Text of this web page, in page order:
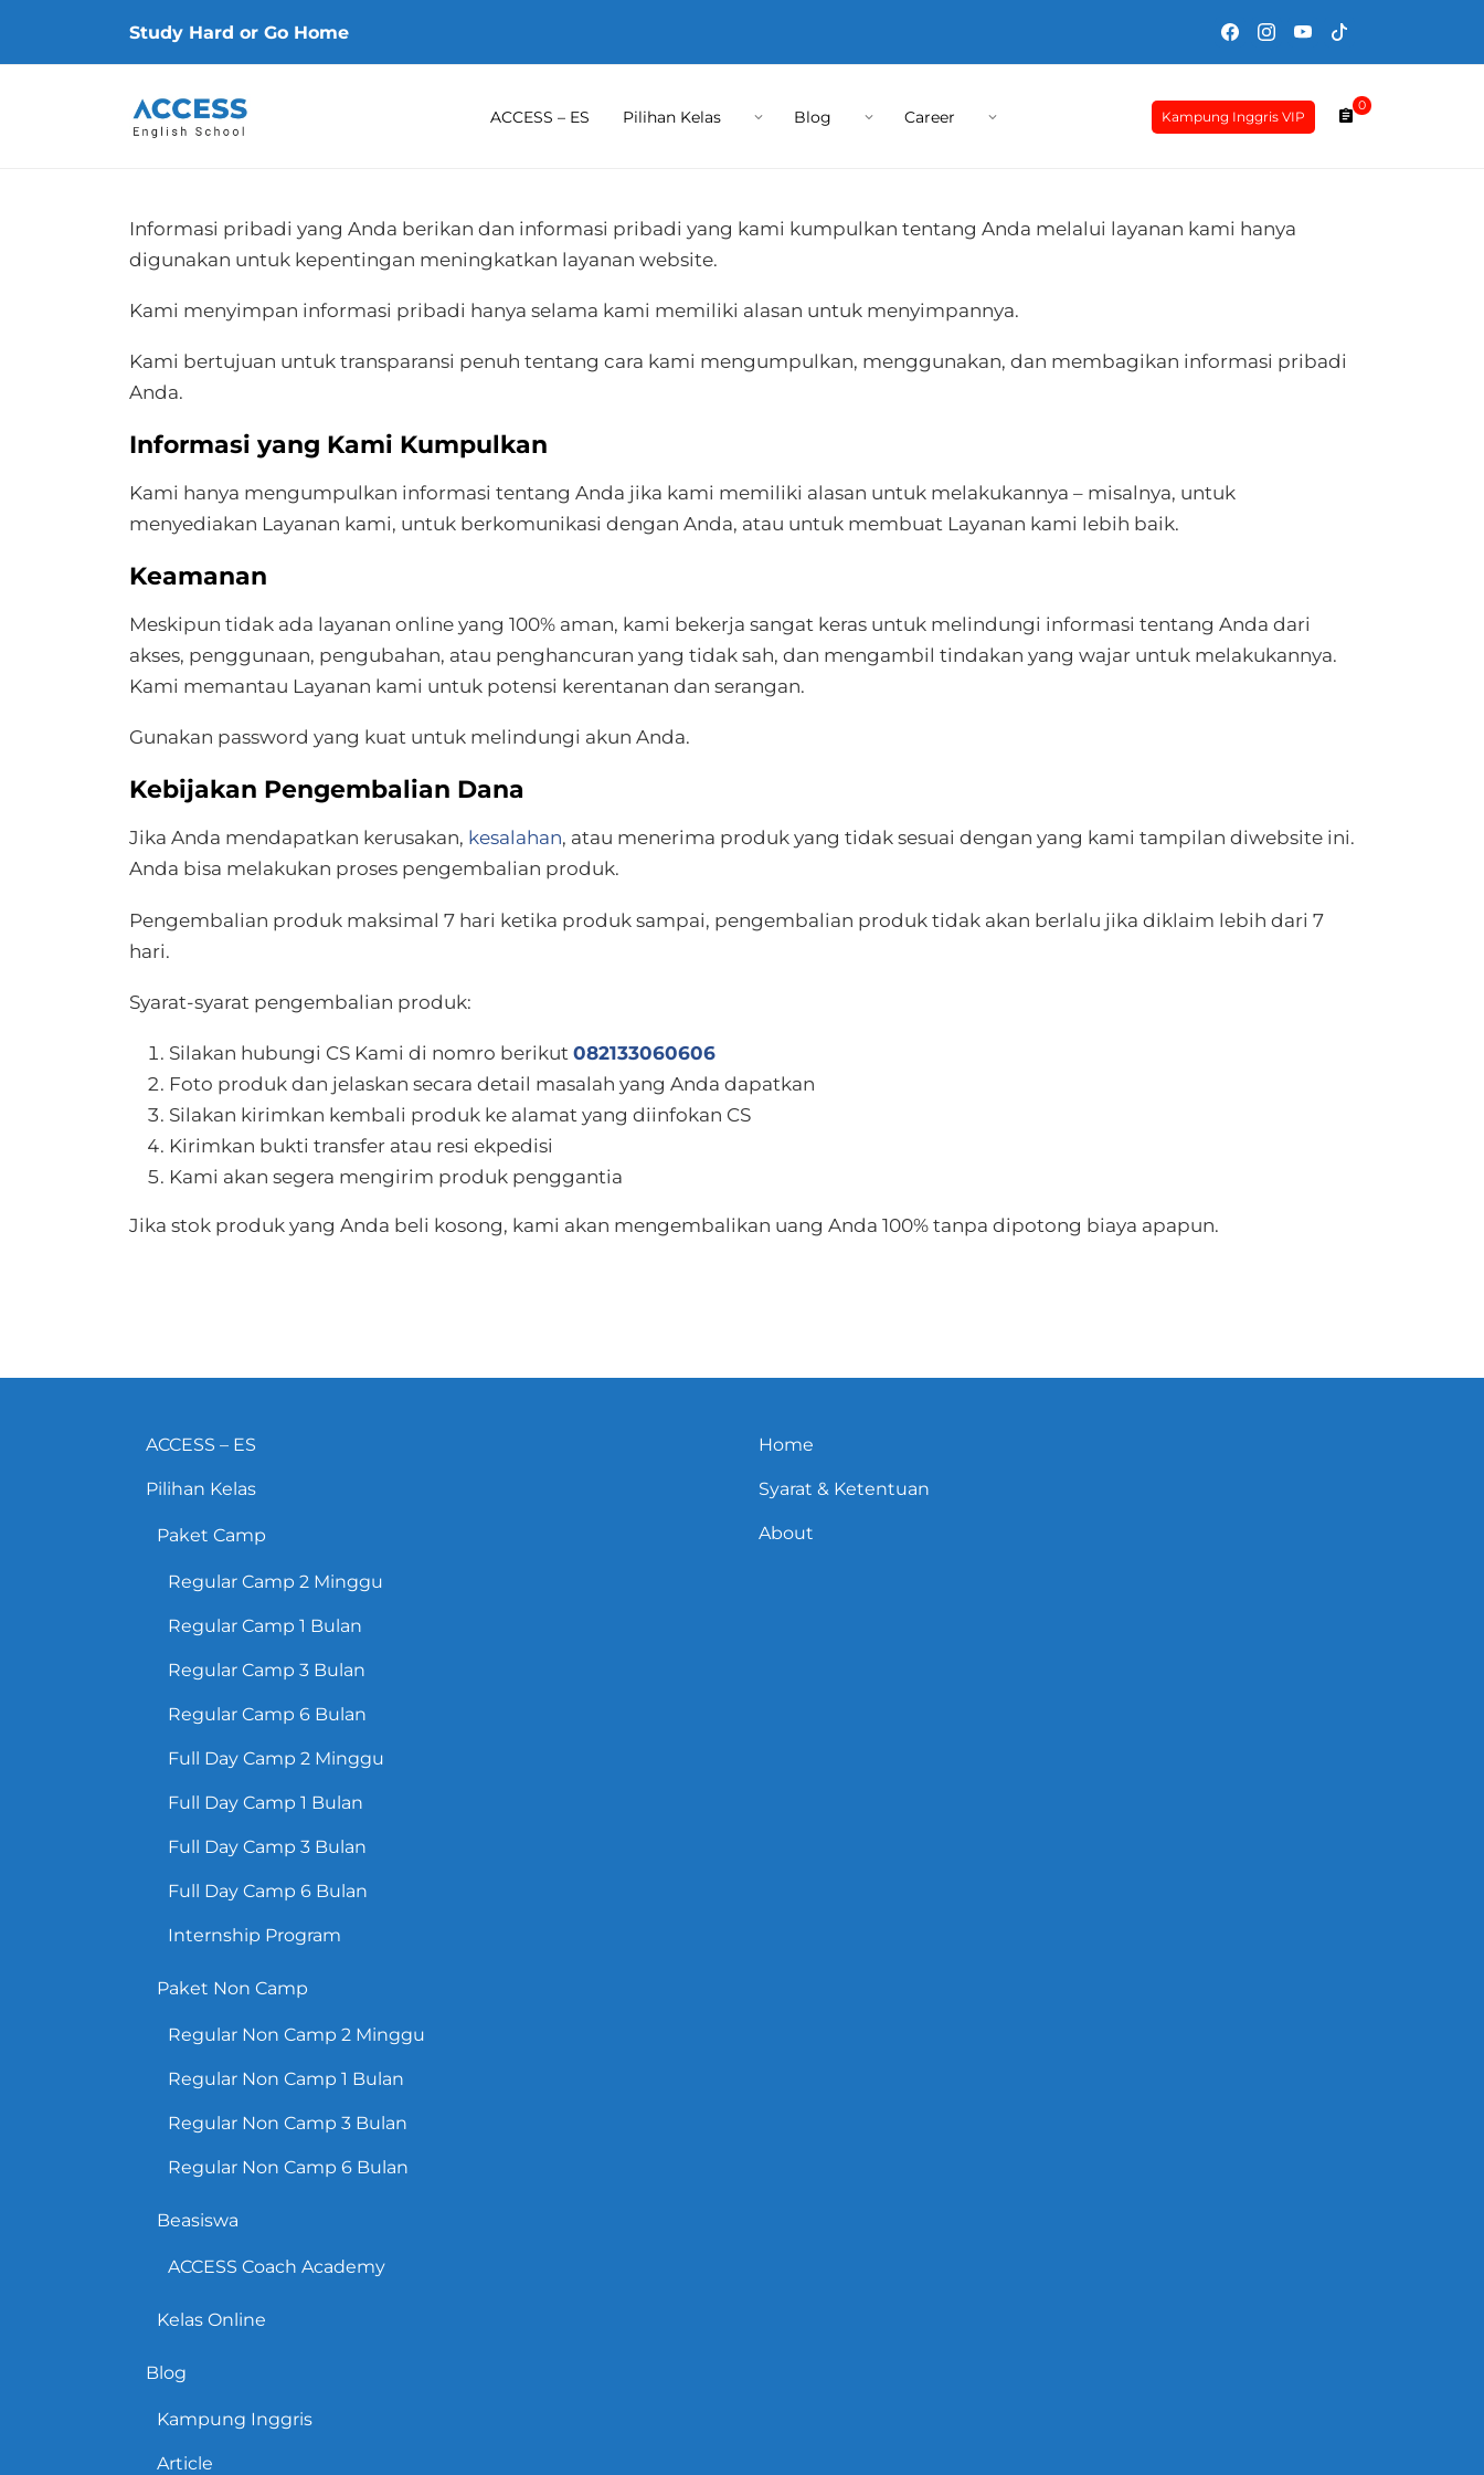
Study Hard or Go Home
ACCESS – ES Pilihan Kelas Blog Career Kampung Inggris VIP
0
Informasi pribadi yang Anda berikan dan informasi pribadi yang kami kumpulkan tentang Anda melalui layanan kami hanya
digunakan untuk kepentingan meningkatkan layanan website.
Kami menyimpan informasi pribadi hanya selama kami memiliki alasan untuk menyimpannya.
Kami bertujuan untuk transparansi penuh tentang cara kami mengumpulkan, menggunakan, dan membagikan informasi pribadi
Anda.
Informasi yang Kami Kumpulkan
Kami hanya mengumpulkan informasi tentang Anda jika kami memiliki alasan untuk melakukannya – misalnya, untuk
menyediakan Layanan kami, untuk berkomunikasi dengan Anda, atau untuk membuat Layanan kami lebih baik.
Keamanan
Meskipun tidak ada layanan online yang 100% aman, kami bekerja sangat keras untuk melindungi informasi tentang Anda dari
akses, penggunaan, pengubahan, atau penghancuran yang tidak sah, dan mengambil tindakan yang wajar untuk melakukannya.
Kami memantau Layanan kami untuk potensi kerentanan dan serangan.
Gunakan password yang kuat untuk melindungi akun Anda.
Kebijakan Pengembalian Dana
Jika Anda mendapatkan kerusakan, kesalahan, atau menerima produk yang tidak sesuai dengan yang kami tampilan diwebsite ini.
Anda bisa melakukan proses pengembalian produk.
Pengembalian produk maksimal 7 hari ketika produk sampai, pengembalian produk tidak akan berlalu jika diklaim lebih dari 7
hari.
Syarat-syarat pengembalian produk:
Silakan hubungi CS Kami di nomro berikut082133060606
Foto produk dan jelaskan secara detail masalah yang Anda dapatkan
Silakan kirimkan kembali produk ke alamat yang diinfokan CS
Kirimkan bukti transfer atau resi ekpedisi
Kami akan segera mengirim produk penggantia
Jika stok produk yang Anda beli kosong, kami akan mengembalikan uang Anda 100% tanpa dipotong biaya apapun.
ACCESS – ES
Pilihan Kelas
Paket Camp
Regular Camp 2 Minggu
Regular Camp 1 Bulan
Regular Camp 3 Bulan
Regular Camp 6 Bulan
Full Day Camp 2 Minggu
Full Day Camp 1 Bulan
Full Day Camp 3 Bulan
Full Day Camp 6 Bulan
Internship Program
Paket Non Camp
Regular Non Camp 2 Minggu
Regular Non Camp 1 Bulan
Regular Non Camp 3 Bulan
Regular Non Camp 6 Bulan
Beasiswa
ACCESS Coach Academy
Kelas Online
Blog
Kampung Inggris
Article
Home
Syarat & Ketentuan
About